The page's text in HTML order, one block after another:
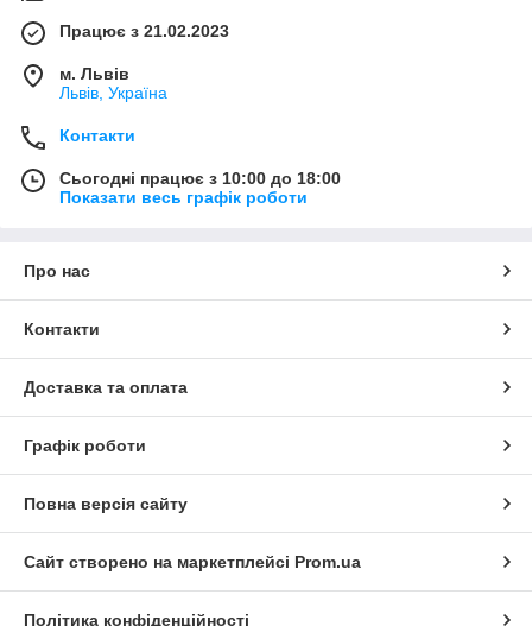
Працює з 21.02.2023
м. Львів
Львів, Україна
Контакти
Сьогодні працює з 10:00 до 18:00
Показати весь графік роботи
Про нас
Контакти
Доставка та оплата
Графік роботи
Повна версія сайту
Сайт створено на маркетплейсі Prom.ua
Політика конфіденційності